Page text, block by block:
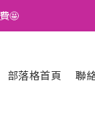
🤩
🤩
購物金！💰
部落格首頁
聯